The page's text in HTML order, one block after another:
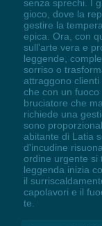
senza sprechi. I
gioco, dove la
gestire la
epica. Ora, con
sull'arte vera e
leggende,
sorriso o
attraggono
che con un
bruciatore che
richiede una
sono
abitante di Latia
d'incudine
ordine urgente si
leggenda inizia
il
capolavori e il
te.